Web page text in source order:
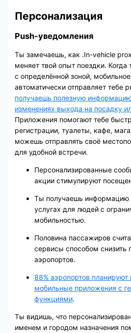
Персонализация
Push-уведомления
Ты замечаешь, как .In-vehicle
меняет твой опыт поездки.
с определённой зоной,
автоматически отправляет тебе
получаешь полезную
изменениях выхода на посадку
Приложения помогают тебе
регистрации, туалеты, кафе,
можешь отправлять своё
для удобной встречи.
Персонализированные
акции стимулируют
Ты получаешь информацию
услугах для людей с
мобильностью.
Половина пассажиров
сервисы способом снизить
аэропортов.
88% аэропортов планируют
мобильные приложения с
функциями.
Ты видишь, что
именем и городом назначения